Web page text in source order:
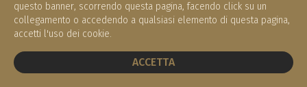
questo banner, scorrendo questa pagina, facendo click su un
collegamento o accedendo a qualsiasi elemento di questa pagina,
accetti l'uso dei cookie.
ACCETTA
Syrah Cortona DOC
PRENOTA UN TAVOLO